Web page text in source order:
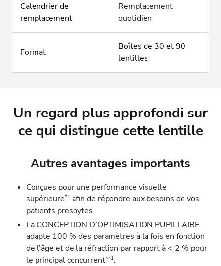
Calendrier de
remplacement
Remplacement
quotidien
Format
Boîtes de 30 et 90
lentilles
Un regard plus approfondi sur
ce qui distingue cette lentille
Autres avantages importants
Conçues pour une performance visuelle
supérieure*1 afin de répondre aux besoins de vos
patients presbytes.
La CONCEPTION D’OPTIMISATION PUPILLAIRE
adapte 100 % des paramètres à la fois en fonction
de l’âge et de la réfraction par rapport à < 2 % pour
le principal concurrent^^1 .